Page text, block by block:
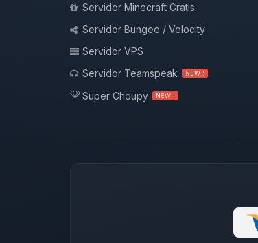
Servidor Minecraft Gratis
Servidor Bungee / Velocity
Servidor VPS
Servidor Teamspeak
NEW !
Super Choupy NEW !